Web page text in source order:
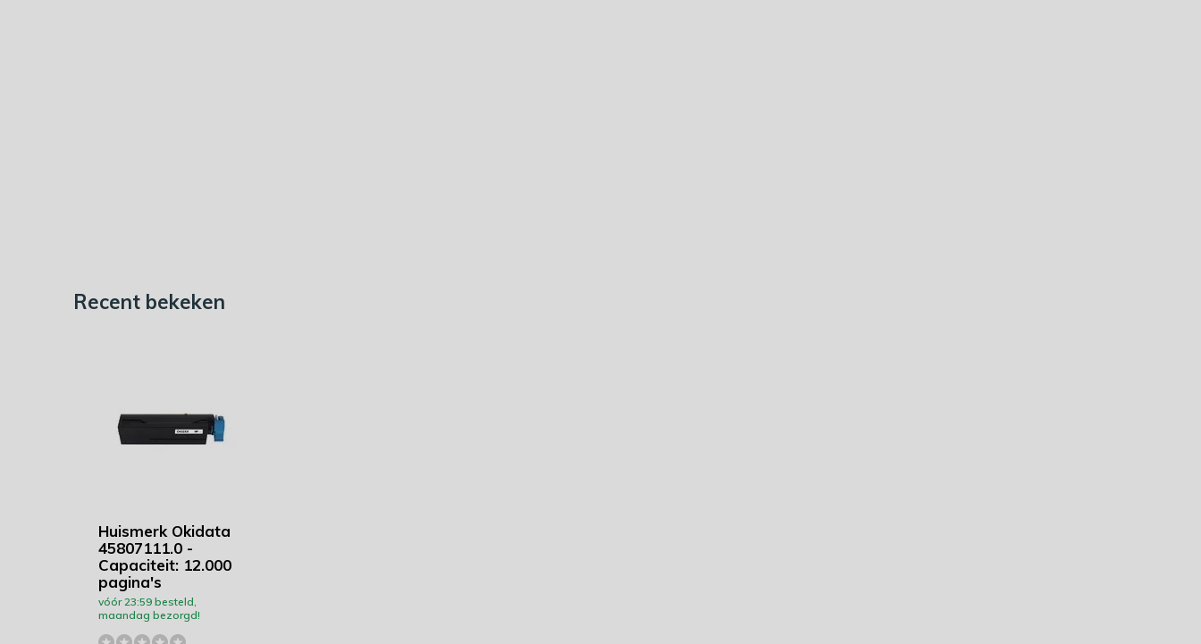
Recent bekeken
Huismerk Okidata
45807111.0 -
Capaciteit: 12.000
pagina's
vóór 23:59 besteld,
maandag bezorgd!